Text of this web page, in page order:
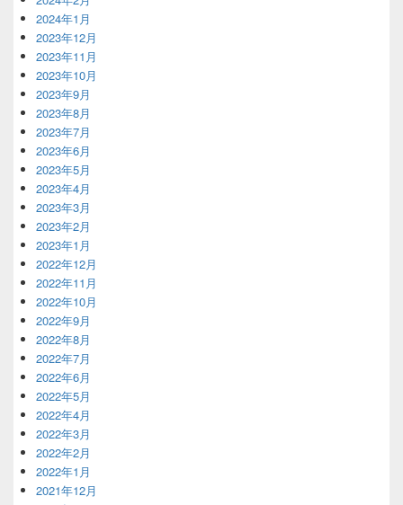
2024年1月
2023年12月
2023年11月
2023年10月
2023年9月
2023年8月
2023年7月
2023年6月
2023年5月
2023年4月
2023年3月
2023年2月
2023年1月
2022年12月
2022年11月
2022年10月
2022年9月
2022年8月
2022年7月
2022年6月
2022年5月
2022年4月
2022年3月
2022年2月
2022年1月
2021年12月